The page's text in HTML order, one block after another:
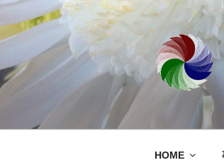
コ
ン
テ
ツ
へ
キ
HOME